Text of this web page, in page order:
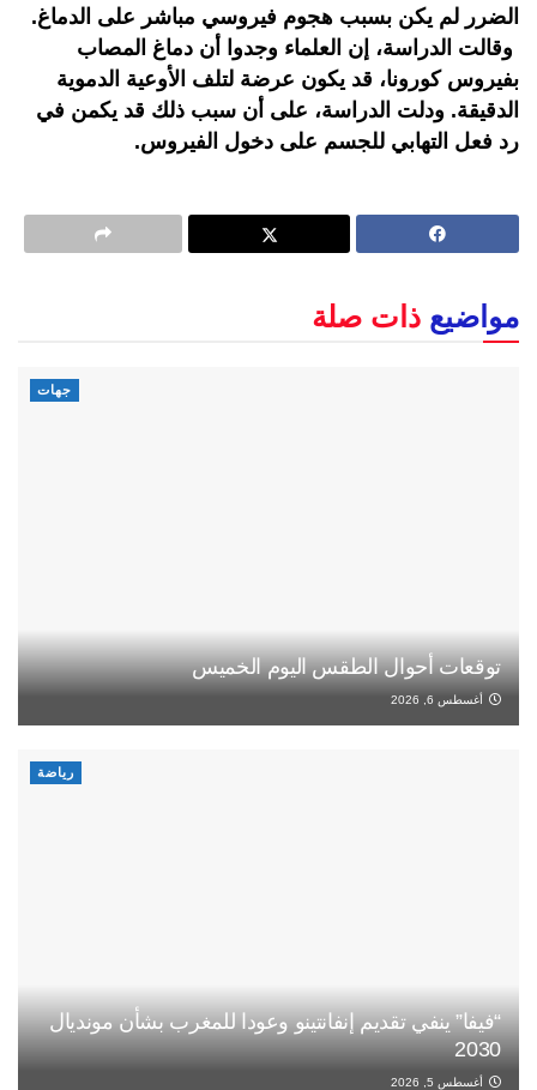
الضرر لم يكن بسبب هجوم فيروسي مباشر على الدماغ.
وقالت الدراسة، إن العلماء وجدوا أن دماغ المصاب
بفيروس كورونا، قد يكون عرضة لتلف الأوعية الدموية
الدقيقة. ودلت الدراسة، على أن سبب ذلك قد يكمن في
رد فعل التهابي للجسم على دخول الفيروس.
مواضيع ذات صلة
جهات
توقعات أحوال الطقس اليوم الخميس
أغسطس 6, 2026
رياضة
“فيفا” ينفي تقديم إنفانتينو وعودا للمغرب بشأن مونديال
2030
أغسطس 5, 2026